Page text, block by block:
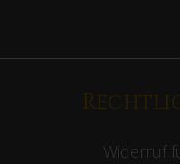
Widerruf